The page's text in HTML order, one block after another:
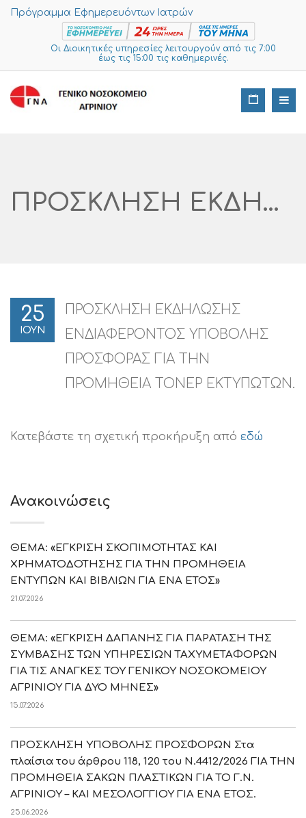
Πρόγραμμα Εφημερευόντων Ιατρών
Οι Διοικητικές υπηρεσίες λειτουργούν από τις 7:00
έως τις 15:00 τις καθημερινές.
ΠΡΟΣΚΛΗΣΗ ΕΚΔΗΛΩΣΗΣ ΕΝΔΙΑΦΕΡΟΝΤΟΣ ΥΠΟΒΟΛΗΣ ΠΡΟΣΦΟΡΑΣ ΓΙΑ ΤΗΝ ΠΡΟΜΗΘΕΙΑ ΤΟΝΕΡ ΕΚΤΥΠΩΤΩΝ.
25
ΙΟΥΝ
ΠΡΟΣΚΛΗΣΗ ΕΚΔΗΛΩΣΗΣ
ΕΝΔΙΑΦΕΡΟΝΤΟΣ ΥΠΟΒΟΛΗΣ
ΠΡΟΣΦΟΡΑΣ ΓΙΑ ΤΗΝ
ΠΡΟΜΗΘΕΙΑ ΤΟΝΕΡ ΕΚΤΥΠΩΤΩΝ.
Κατεβάστε τη σχετική προκήρυξη από εδώ
Ανακοινώσεις
ΘΕΜΑ: «ΕΓΚΡΙΣΗ ΣΚΟΠΙΜΟΤΗΤΑΣ ΚΑΙ
ΧΡΗΜΑΤΟΔΟΤΗΣΗΣ ΓΙΑ ΤΗΝ ΠΡΟΜΗΘΕΙΑ
ΕΝΤΥΠΩΝ ΚΑΙ ΒΙΒΛΙΩΝ ΓΙΑ ΕΝΑ ΕΤΟΣ»
21.07.2026
ΘΕΜΑ: «ΕΓΚΡΙΣΗ ΔΑΠΑΝΗΣ ΓΙΑ ΠΑΡΑΤΑΣΗ ΤΗΣ
ΣΥΜΒΑΣΗΣ ΤΩΝ ΥΠΗΡΕΣΙΩΝ ΤΑΧΥΜΕΤΑΦΟΡΩΝ
ΓΙΑ ΤΙΣ ΑΝΑΓΚΕΣ ΤΟΥ ΓΕΝΙΚΟΥ ΝΟΣΟΚΟΜΕΙΟΥ
ΑΓΡΙΝΙΟΥ ΓΙΑ ΔΥΟ ΜΗΝΕΣ»
15.07.2026
ΠΡΟΣΚΛΗΣΗ ΥΠΟΒΟΛΗΣ ΠΡΟΣΦΟΡΩΝ Στα
πλαίσια του άρθρου 118, 120 του Ν.4412/2026 ΓΙΑ ΤΗΝ
ΠΡΟΜΗΘΕΙΑ ΣΑΚΩΝ ΠΛΑΣΤΙΚΩΝ ΓΙΑ ΤΟ Γ.Ν.
ΑΓΡΙΝΙΟΥ – ΚΑΙ ΜΕΣΟΛΟΓΓΙΟΥ ΓΙΑ ΕΝΑ ΕΤΟΣ.
25.06.2026